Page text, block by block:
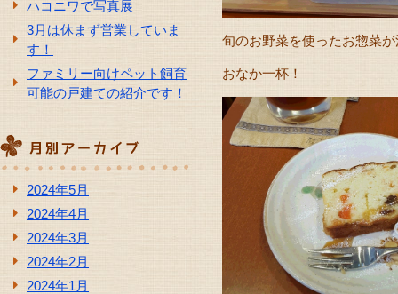
ハコニワで写真展
3月は休まず営業していま
す！
ファミリー向けペット飼育
可能の戸建ての紹介です！
2024年5月
2024年4月
2024年3月
2024年2月
2024年1月
旬のお野菜を使ったお惣菜
おなか一杯！